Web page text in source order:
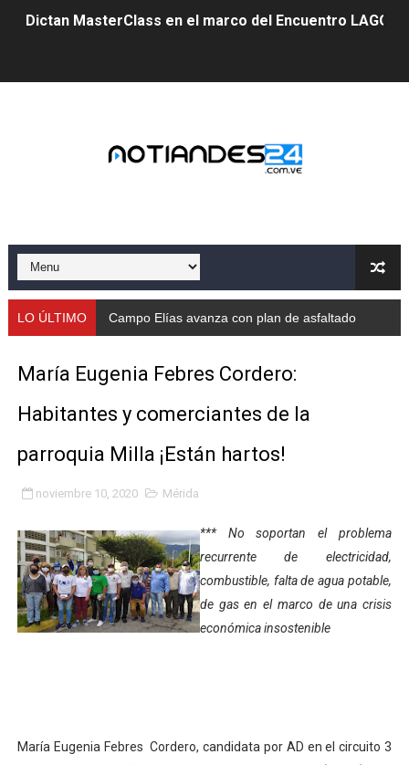
Dictan MasterClass en el marco del Encuentro LAGO
Gobernador Arnaldo Sánchez apadrina a más de 993
Mérida fortalece su reserva deportiva de cara a
Gobernación de Mérida instalará mesa de trabajo con
Fundecem ofrece taller de bordado en punto de cruz
Gobierno bolivariano avanza en la transformación del
Instituto Nacional de Nutrición celebra Semana
Gobernación de Mérida fortalece el desarrollo
Corposalud inició talleres para aspirantes al curso de
Campo Elías consolida plan de bacheo en el sector La
LO ÚLTIMO Campo Elías avanza con plan de asfaltado
María Eugenia Febres Cordero:
Habitantes y comerciantes de la
parroquia Milla ¡Están hartos!
noviembre 10, 2020 Mérida
*** No soportan el problema
recurrente de electricidad,
combustible, falta de agua potable,
de gas en el marco de una crisis
económica insostenible
María Eugenia Febres Cordero, candidata por AD en el circuito 3